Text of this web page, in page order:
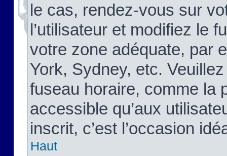
le cas, rendez-vous sur
l’utilisateur et modifiez le
votre zone adéquate, par
York, Sydney, etc.
fuseau horaire, comme la
accessible qu’aux
inscrit, c’est l’occasion
Haut